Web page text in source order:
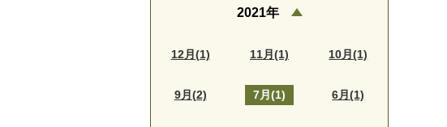
2021年
12月(1) 11月(1) 10月(1)
9月(2) 7月(1) 6月(1)